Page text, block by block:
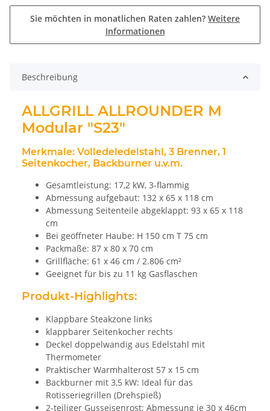
Sie möchten in monatlichen Raten zahlen? Weitere
Informationen
Beschreibung
ALLGRILL ALLROUNDER M
Modular "S23"
Merkmale: Volledeledelstahl, 3 Brenner, 1
Seitenkocher, Backburner u.v.m.
Gesamtleistung: 17,2 kW, 3-flammig
Abmessung aufgebaut: 132 x 65 x 118 cm
Abmessung Seitenteile abgeklappt: 93 x 65 x 118
cm
Bei geöffneter Haube: H 150 cm T 75 cm
Packmaße: 87 x 80 x 70 cm
Grillfläche: 61 x 46 cm / 2.806 cm²
Geeignet für bis zu 11 kg Gasflaschen
Produkt-Highlights:
Klappbare Steakzone links
klappbarer Seitenkocher rechts
Deckel doppelwandig aus Edelstahl mit
Thermometer
Praktischer Warmhalterost 57 x 15 cm
Backburner mit 3,5 kW: Ideal für das
Rotisseriegrillen (Drehspieß)
2-teiliger Gusseisenrost: Abmessung je 30 x 46cm